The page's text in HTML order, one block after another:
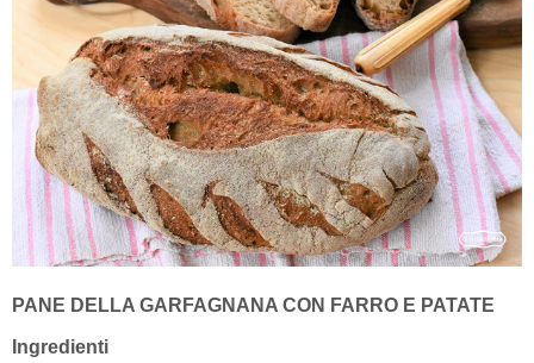
PANE DELLA GARFAGNANA CON FARRO E PATATE
Ingredienti